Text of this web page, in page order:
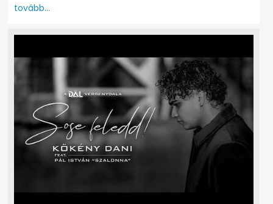
tovább...